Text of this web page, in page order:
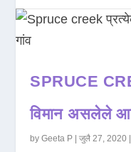
SPRUCE
विमान असलेले
byGeeta P |जुलै 27, 2020